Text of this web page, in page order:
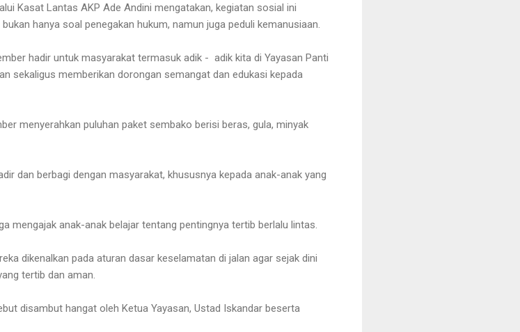
Kasat Lantas AKP Ade Andini mengatakan, kegiatan sosial ini
hanya soal penegakan hukum, namun juga peduli kemanusiaan.
hadir untuk masyarakat termasuk adik - adik kita di Yayasan Panti
sekaligus memberikan dorongan semangat dan edukasi kepada
menyerahkan puluhan paket sembako berisi beras, gula, minyak
dan berbagi dengan masyarakat, khususnya kepada anak-anak yang
mengajak anak-anak belajar tentang pentingnya tertib berlalu lintas.
dikenalkan pada aturan dasar keselamatan di jalan agar sejak dini
tertib dan aman.
disambut hangat oleh Ketua Yayasan, Ustad Iskandar beserta